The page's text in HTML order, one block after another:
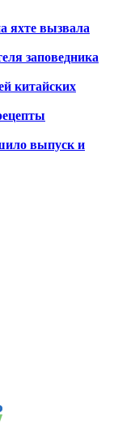
яхте вызвала
заповедника
китайских
выпуск и